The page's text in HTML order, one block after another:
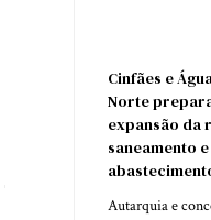
Cinfães e
Norte
expansão da
saneamento e
Autarquia e